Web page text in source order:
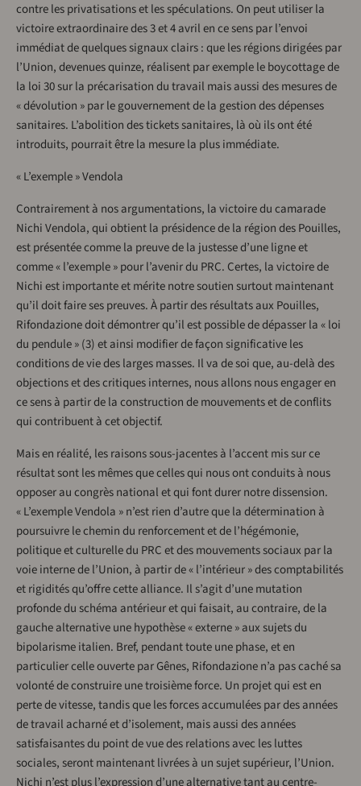
contre les privatisations et les spéculations. On peut utiliser la
victoire extraordinaire des 3 et 4 avril en ce sens par l’envoi
immédiat de quelques signaux clairs : que les régions dirigées par
l’Union, devenues quinze, réalisent par exemple le boycottage de
la loi 30 sur la précarisation du travail mais aussi des mesures de
« dévolution » par le gouvernement de la gestion des dépenses
sanitaires. L’abolition des tickets sanitaires, là où ils ont été
introduits, pourrait être la mesure la plus immédiate.
« L’exemple » Vendola
Contrairement à nos argumentations, la victoire du camarade
Nichi Vendola, qui obtient la présidence de la région des Pouilles,
est présentée comme la preuve de la justesse d’une ligne et
comme « l’exemple » pour l’avenir du PRC. Certes, la victoire de
Nichi est importante et mérite notre soutien surtout maintenant
qu’il doit faire ses preuves. À partir des résultats aux Pouilles,
Rifondazione doit démontrer qu’il est possible de dépasser la « loi
du pendule » (3) et ainsi modifier de façon significative les
conditions de vie des larges masses. Il va de soi que, au-delà des
objections et des critiques internes, nous allons nous engager en
ce sens à partir de la construction de mouvements et de conflits
qui contribuent à cet objectif.
Mais en réalité, les raisons sous-jacentes à l’accent mis sur ce
résultat sont les mêmes que celles qui nous ont conduits à nous
opposer au congrès national et qui font durer notre dissension.
« L’exemple Vendola » n’est rien d’autre que la détermination à
poursuivre le chemin du renforcement et de l’hégémonie,
politique et culturelle du PRC et des mouvements sociaux par la
voie interne de l’Union, à partir de « l’intérieur » des comptabilités
et rigidités qu’offre cette alliance. Il s’agit d’une mutation
profonde du schéma antérieur et qui faisait, au contraire, de la
gauche alternative une hypothèse « externe » aux sujets du
bipolarisme italien. Bref, pendant toute une phase, et en
particulier celle ouverte par Gênes, Rifondazione n’a pas caché sa
volonté de construire une troisième force. Un projet qui est en
perte de vitesse, tandis que les forces accumulées par des années
de travail acharné et d’isolement, mais aussi des années
satisfaisantes du point de vue des relations avec les luttes
sociales, seront maintenant livrées à un sujet supérieur, l’Union.
Nichi n’est plus l’expression d’une alternative tant au centre-